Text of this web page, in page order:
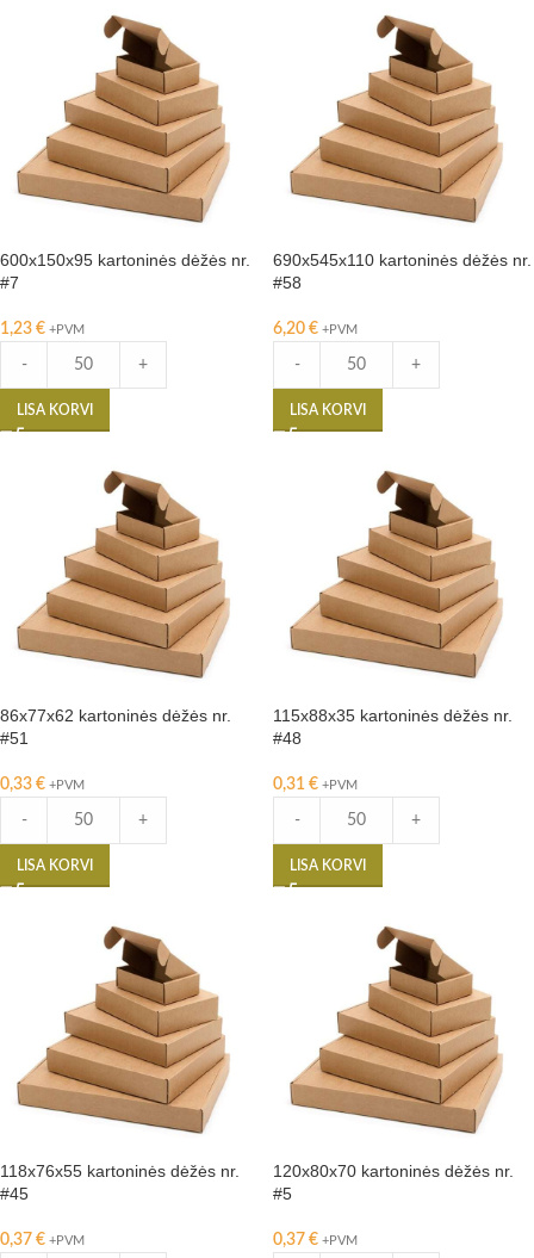
600x150x95 kartoninės dėžės nr.
#7
1,23 € +PVM
- +
LISA KORVI
690x545x110 kartoninės dėžės nr.
#58
6,20 € +PVM
- +
LISA KORVI
86x77x62 kartoninės dėžės nr.
#51
0,33 € +PVM
- +
LISA KORVI
115x88x35 kartoninės dėžės nr.
#48
0,31 € +PVM
- +
LISA KORVI
118x76x55 kartoninės dėžės nr.
#45
0,37 € +PVM
120x80x70 kartoninės dėžės nr.
#5
0,37 € +PVM